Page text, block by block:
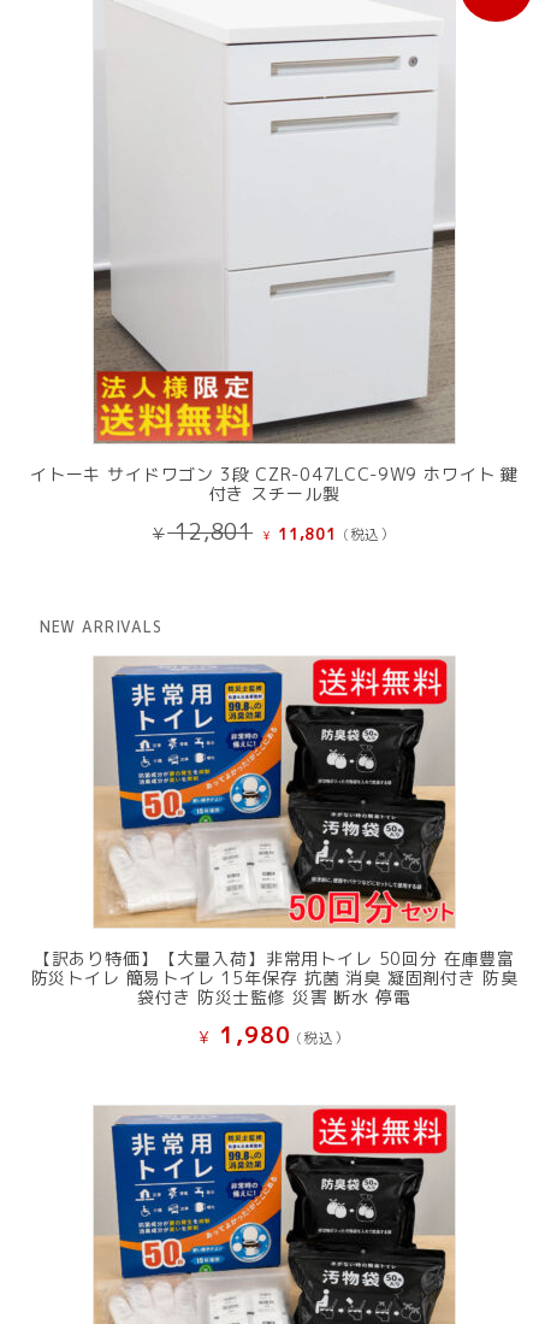
売
イトーキ サイドワゴン 3段 CZR-047LCC-9W9 ホワイト 鍵
付き スチール製
¥12,801
元
で
し
た。
¥ 11,801 現
¥ 11,801
で
す。
(税込）
NEW ARRIVALS
【訳あり特価】【大量入荷】非常用トイレ 50回分 在庫豊富
防災トイレ 簡易トイレ 15年保存 抗菌 消臭 凝固剤付き 防臭
袋付き 防災士監修 災害 断水 停電
¥ 1,980 (税込）